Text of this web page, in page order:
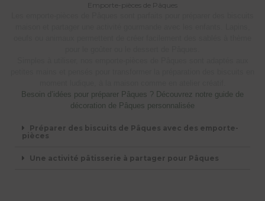
Emporte-pièces de Pâques
Besoin d’idées pour préparer Pâques ? Découvrez notre guide de
décoration de Pâques personnalisée
Préparer des biscuits de Pâques avec des emporte-
pièces
Une activité pâtisserie à partager pour Pâques